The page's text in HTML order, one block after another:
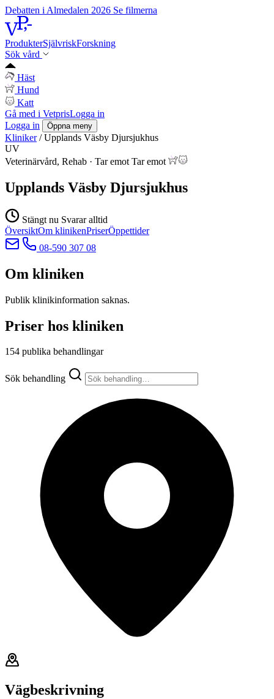
Debatten i Almedalen 2026 Se filmerna
ProdukterSjälvriskForskning
Sök vård
Häst
Hund
Katt
Gå med i VetprisLogga in
Logga in
Öppna meny
Kliniker / Upplands Väsby Djursjukhus
UV
Veterinärvård, Rehab · Tar emot Tar emot
Upplands Väsby Djursjukhus
Stängt nu Svarar alltid
ÖversiktOm klinikenPriserÖppettider
08-590 307 08
Om kliniken
Publik klinikinformation saknas.
Priser hos kliniken
154 publika behandlingar
Sök behandling
Vägbeskrivning